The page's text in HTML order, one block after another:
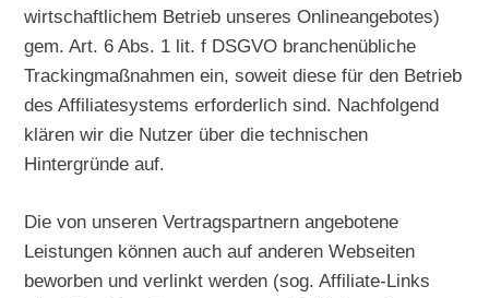
wirtschaftlichem Betrieb unseres Onlineangebotes)
gem. Art. 6 Abs. 1 lit. f DSGVO branchenübliche
Trackingmaßnahmen ein, soweit diese für den Betrieb
des Affiliatesystems erforderlich sind. Nachfolgend
klären wir die Nutzer über die technischen
Hintergründe auf.
Die von unseren Vertragspartnern angebotene
Leistungen können auch auf anderen Webseiten
beworben und verlinkt werden (sog. Affiliate-Links